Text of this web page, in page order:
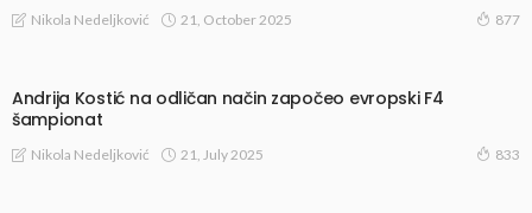
Nikola Nedeljković 21, October 2025 877
Andrija Kostić na odličan način započeo evropski F4
šampionat
Nikola Nedeljković 21, July 2025 833